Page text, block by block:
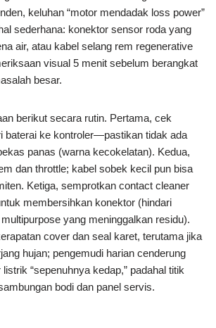
keluhan “motor mendadak loss power”
sederhana: konektor sensor roda yang
air, atau kabel selang rem regenerative
visual 5 menit sebelum berangkat
besar.
berikut secara rutin. Pertama, cek
baterai ke kontroler—pastikan tidak ada
panas (warna kecokelatan). Kedua,
dan throttle; kabel sobek kecil pun bisa
Ketiga, semprotkan contact cleaner
membersihkan konektor (hindari
yang meninggalkan residu).
cover dan seal karet, terutama jika
hujan; pengemudi harian cenderung
“sepenuhnya kedap,” padahal titik
bodi dan panel servis.